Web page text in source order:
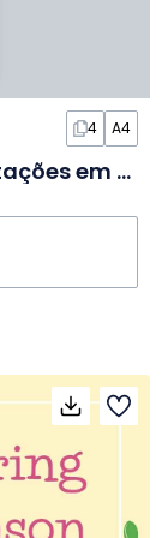
4 A4
Resumo da Aula das Quatro Estações em Slides